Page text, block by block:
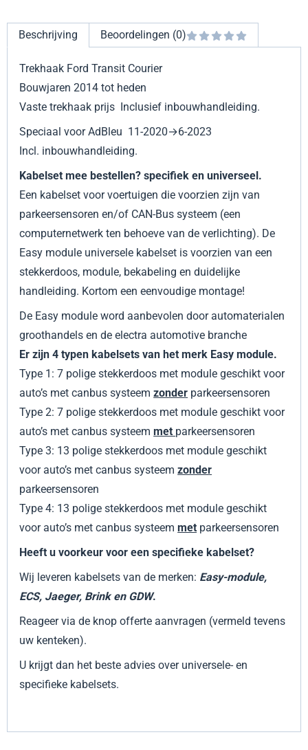
Beschrijving Beoordelingen (0)
Trekhaak Ford Transit Courier
Bouwjaren 2014 tot heden
Vaste trekhaak prijs
Inclusief inbouwhandleiding.
Speciaal voor AdBleu 11-2020→6-2023
Incl. inbouwhandleiding.
Kabelset mee bestellen? specifiek en universeel.
Een kabelset voor voertuigen die voorzien zijn van
parkeersensoren en/of CAN-Bus systeem (een
computernetwerk ten behoeve van de verlichting). De
Easy module universele kabelset is voorzien van een
stekkerdoos, module, bekabeling en duidelijke
handleiding. Kortom een eenvoudige montage!
De Easy module word aanbevolen door automaterialen
groothandels en de electra automotive branche
Er zijn 4 typen kabelsets van het merk Easy module.
Type 1: 7 polige stekkerdoos met module geschikt voor
auto’s met canbus systeemzonder parkeersensoren
Type 2: 7 polige stekkerdoos met module geschikt voor
auto’s met canbus systeemmet parkeersensoren
Type 3: 13 polige stekkerdoos met module geschikt
voor auto’s met canbus systeemzonder
parkeersensoren
Type 4: 13 polige stekkerdoos met module geschikt
voor auto’s met canbus systeemmet parkeersensoren
Heeft u voorkeur voor een specifieke kabelset?
Wij leveren kabelsets van de merken: Easy-module,
ECS, Jaeger, Brink en GDW.
Reageer via de knop offerte aanvragen (vermeld tevens
uw kenteken).
U krijgt dan het beste advies over universele- en
specifieke kabelsets.